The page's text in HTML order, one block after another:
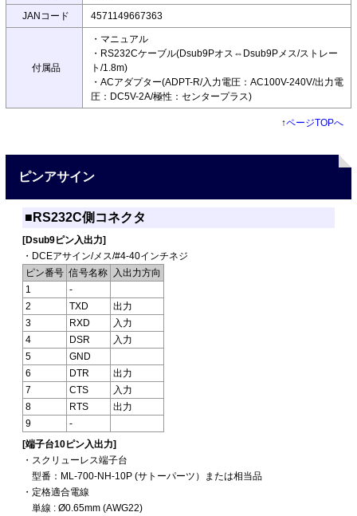
JANコード 4571149667363
付属品
・マニュアル
・RS232Cケーブル(Dsub9Pオス⇔Dsub9Pメス/ストレー
ト/1.8m)
・ACアダプター(ADPT-R/入力電圧：AC100V-240V/出力電
圧：DC5V-2A/極性：センタープラス)
↑ページTOPへ
ピンアサイン
■RS232C側コネクタ
[Dsub9ピン入出力]
・DCEアサイン/メス/#4-40インチネジ
ピン番号 信号名称
入出力方向
1
-
2
TXD
出力
3
RXD
入力
4
DSR
入力
5
GND
6
DTR
出力
7
CTS
入力
8
RTS
出力
9
-
[端子台10ピン入出力]
・スクリューレス端子台
型番：ML-700-NH-10P (サトーパーツ）または相当品
・定格適合電線
単線 : Ø0.65mm (AWG22)